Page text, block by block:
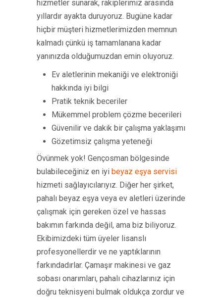
hizmetler sunarak, rakiplerimiz arasında
yıllardır ayakta duruyoruz. Bugüne kadar
hiçbir müşteri hizmetlerimizden memnun
kalmadı çünkü iş tamamlanana kadar
yanınızda olduğumuzdan emin oluyoruz.
Ev aletlerinin mekaniği ve elektroniği
hakkında iyi bilgi
Pratik teknik beceriler
Mükemmel problem çözme becerileri
Güvenilir ve dakik bir çalışma yaklaşımı
Gözetimsiz çalışma yeteneği
Övünmek yok! Gençosman bölgesinde
bulabileceğiniz en iyi beyaz eşya servisi
hizmeti sağlayıcılarıyız. Diğer her şirket,
pahalı beyaz eşya veya ev aletleri üzerinde
çalışmak için gereken özel ve hassas
bakımın farkında değil, ama biz biliyoruz.
Ekibimizdeki tüm üyeler lisanslı
profesyonellerdir ve ne yaptıklarının
farkındadırlar. Çamaşır makinesi ve gaz
sobası onarımları, pahalı cihazlarınız için
doğru teknisyeni bulmak oldukça zordur ve